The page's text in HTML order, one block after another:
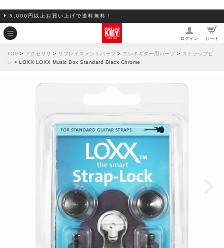
5,000円以上お買い上げで送料無料！
ログイン カート
TOP > アクセサリ > リプレイスメントパーツ > エレキギター用パーツ > ストラップピ
ン > LOXX LOXX Music Box Standard Black Chrome